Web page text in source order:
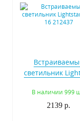
светильник
В наличии 999
2139 р.